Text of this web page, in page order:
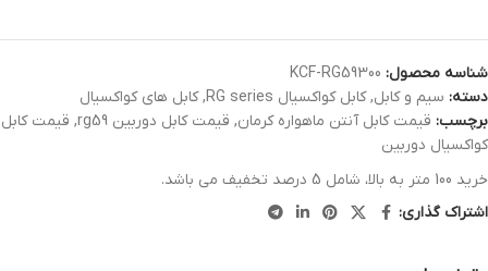
شناسه محصول: KCF-RG59300
دسته: سیم و کابل, کابل کواکسیال RG series , کابل های کواکسیال
برچسب: قیمت کابل آنتن ماهواره کرمان, قیمت کابل دوربین rg59 , قیمت کابل
کواکسیال دوربین
خرید 100 متر به بالا، شامل 5 درصد تخفیف می باشد.
اشتراک گذاری: